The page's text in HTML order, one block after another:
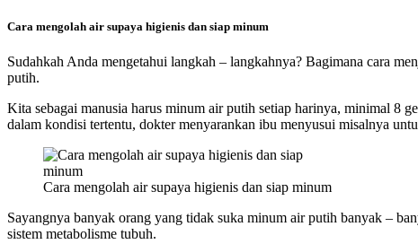
Cara mengolah air supaya higienis dan siap minum
Sudahkah Anda mengetahui langkah – langkahnya? Bagimana cara
putih.
Kita sebagai manusia harus minum air putih setiap harinya, minimal 8
dalam kondisi tertentu, dokter menyarankan ibu menyusui misalnya
Cara mengolah air supaya higienis dan siap minum
Sayangnya banyak orang yang tidak suka minum air putih banyak –
sistem metabolisme tubuh.